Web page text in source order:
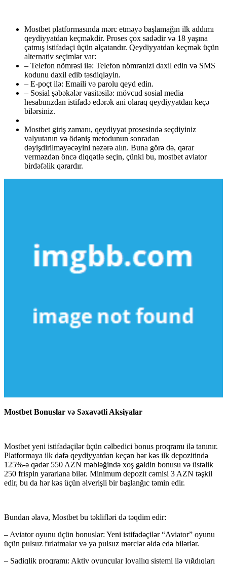
Mostbet platformasında mərc etməyə başlamağın ilk addımı
qeydiyyatdan keçməkdir. Proses çox sadədir və 18 yaşına
çatmış istifadəçi üçün əlçatandır. Qeydiyyatdan keçmək üçün
alternativ seçimlər var:
– Telefon nömrəsi ilə: Telefon nömrənizi daxil edin və SMS
kodunu daxil edib təsdiqləyin.
– E-poçt ilə: Emaili və parolu qeyd edin.
– Sosial şəbəkələr vasitəsilə: mövcud sosial media
hesabınızdan istifadə edərək ani olaraq qeydiyyatdan keçə
bilərsiniz.
Mostbet giriş zamanı, qeydiyyat prosesində seçdiyiniz
valyutanın və ödəniş metodunun sonradan
dəyişdirilməyəcəyini nəzərə alın. Buna görə də, qərar
verməzdən öncə diqqətlə seçin, çünki bu, mostbet aviator
birdəfəlik qərardır.
Mostbet Bonuslar və Səxavətli Aksiyalar
Mostbet yeni istifadəçilər üçün cəlbedici bonus proqramı ilə tanınır.
Platformaya ilk dəfə qeydiyyatdan keçən hər kəs ilk depozitində
125%-ə qədər 550 AZN məbləğində xoş gəldin bonusu və üstəlik
250 frispin yararlana bilər. Minimum depozit cəmisi 3 AZN təşkil
edir, bu da hər kəs üçün əlverişli bir başlanğıc təmin edir.
Bundan əlavə, Mostbet bu təklifləri də təqdim edir:
– Aviator oyunu üçün bonuslar: Yeni istifadəçilər “Aviator” oyunu
üçün pulsuz fırlatmalar və ya pulsuz mərclər əldə edə bilərlər.
– Sadiqlik proqramı: Aktiv oyunçular loyallıq sistemi ilə yığdıqları